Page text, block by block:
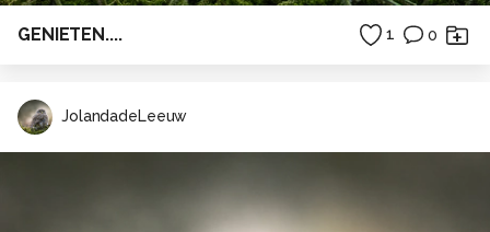
GENIETEN.... 1 0
JolandadeLeeuw